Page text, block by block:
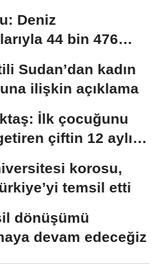
Deniz
44 bin 476
Sudan’dan kadın
ilişkin açıklama
İlk çocuğunu
çiftin 12 aylık
korosu,
temsil etti
dönüşümü
devam edeceğiz